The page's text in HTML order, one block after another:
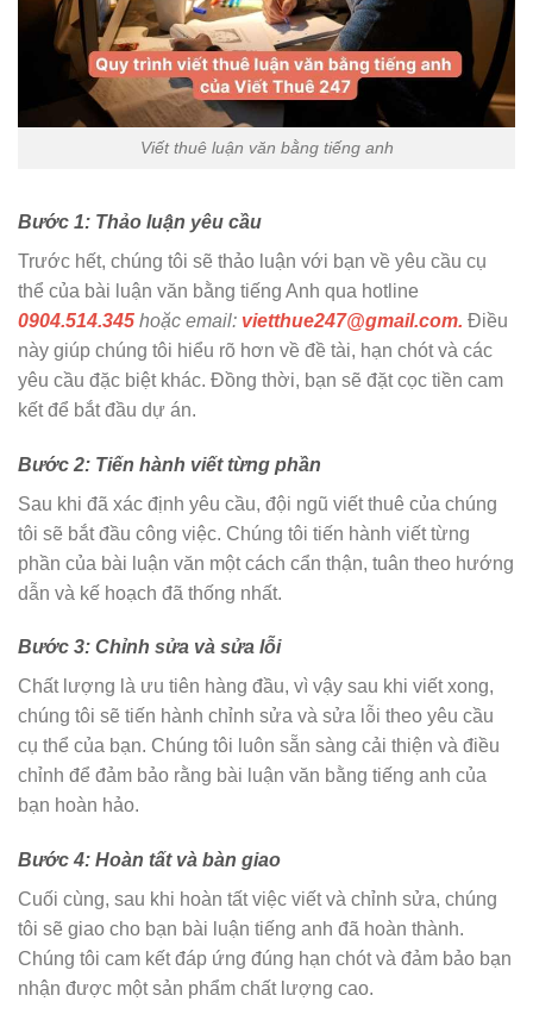
Viết thuê luận văn bằng tiếng anh
Bước 1: Thảo luận yêu cầu
Trước hết, chúng tôi sẽ thảo luận với bạn về yêu cầu cụ
thể của bài luận văn bằng tiếng Anh qua hotline
0904.514.345 hoặc email: vietthue247@gmail.com. Điều
này giúp chúng tôi hiểu rõ hơn về đề tài, hạn chót và các
yêu cầu đặc biệt khác. Đồng thời, bạn sẽ đặt cọc tiền cam
kết để bắt đầu dự án.
Bước 2: Tiến hành viết từng phần
Sau khi đã xác định yêu cầu, đội ngũ viết thuê của chúng
tôi sẽ bắt đầu công việc. Chúng tôi tiến hành viết từng
phần của bài luận văn một cách cẩn thận, tuân theo hướng
dẫn và kế hoạch đã thống nhất.
Bước 3: Chỉnh sửa và sửa lỗi
Chất lượng là ưu tiên hàng đầu, vì vậy sau khi viết xong,
chúng tôi sẽ tiến hành chỉnh sửa và sửa lỗi theo yêu cầu
cụ thể của bạn. Chúng tôi luôn sẵn sàng cải thiện và điều
chỉnh để đảm bảo rằng bài luận văn bằng tiếng anh của
bạn hoàn hảo.
Bước 4: Hoàn tất và bàn giao
Cuối cùng, sau khi hoàn tất việc viết và chỉnh sửa, chúng
tôi sẽ giao cho bạn bài luận tiếng anh đã hoàn thành.
Chúng tôi cam kết đáp ứng đúng hạn chót và đảm bảo bạn
nhận được một sản phẩm chất lượng cao.